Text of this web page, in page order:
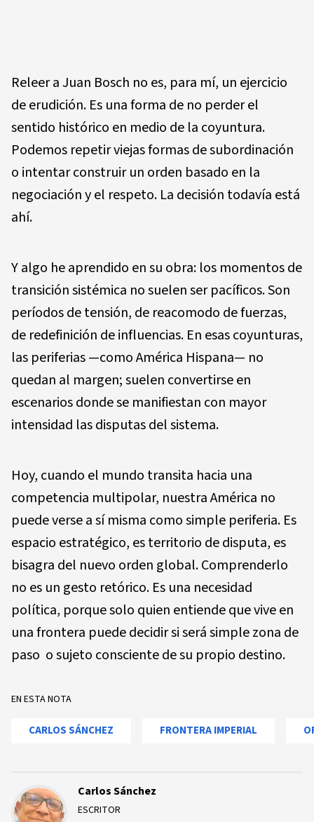
Releer a Juan Bosch no es, para mí, un ejercicio
de erudición. Es una forma de no perder el
sentido histórico en medio de la coyuntura.
Podemos repetir viejas formas de subordinación
o intentar construir un orden basado en la
negociación y el respeto. La decisión todavía está
ahí.
Y algo he aprendido en su obra: los momentos de
transición sistémica no suelen ser pacíficos. Son
períodos de tensión, de reacomodo de fuerzas,
de redefinición de influencias. En esas coyunturas,
las periferias —como América Hispana— no
quedan al margen; suelen convertirse en
escenarios donde se manifiestan con mayor
intensidad las disputas del sistema.
Hoy, cuando el mundo transita hacia una
competencia multipolar, nuestra América no
puede verse a sí misma como simple periferia. Es
espacio estratégico, es territorio de disputa, es
bisagra del nuevo orden global. Comprenderlo
no es un gesto retórico. Es una necesidad
política, porque solo quien entiende que vive en
una frontera puede decidir si será simple zona de
paso o sujeto consciente de su propio destino.
EN ESTA NOTA
CARLOS SÁNCHEZ FRONTERA IMPERIAL
Carlos Sánchez
ESCRITOR